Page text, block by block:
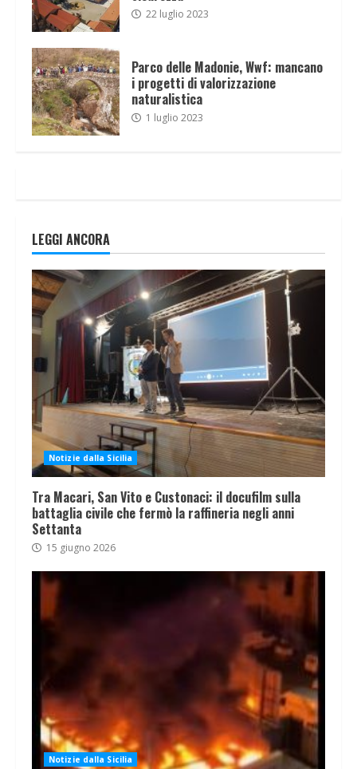
22 luglio 2023
Parco delle Madonie, Wwf: mancano
i progetti di valorizzazione
naturalistica
1 luglio 2023
LEGGI ANCORA
Notizie dalla Sicilia
Tra Macari, San Vito e Custonaci: il docufilm sulla
battaglia civile che fermò la raffineria negli anni
Settanta
15 giugno 2026
Notizie dalla Sicilia